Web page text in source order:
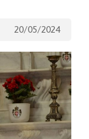
20/05/2024